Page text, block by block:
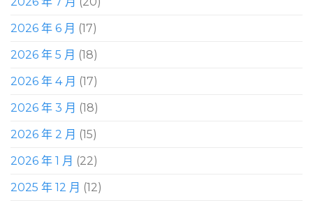
2026 年 6 月 (17)
2026 年 5 月 (18)
2026 年 4 月 (17)
2026 年 3 月 (18)
2026 年 2 月 (15)
2026 年 1 月 (22)
2025 年 12 月 (12)